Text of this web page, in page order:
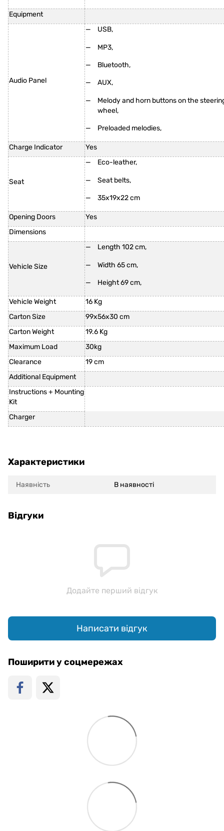
Equipment
Audio Panel
USB,
MP3,
Bluetooth,
AUX,
Melody and horn buttons on the
wheel,
Preloaded melodies,
Charge Indicator Yes
Seat
Eco-leather,
Seat belts,
35x19x22 cm
Opening Doors
Yes
Dimensions
Vehicle Size
Length 102 cm,
Width 65 cm,
Height 69 cm,
Vehicle Weight
16 Kg
Carton Size
99x56x30 cm
Carton Weight
19.6 Kg
Maximum Load
30kg
Clearance
19 cm
Additional Equipment
Instructions + Mounting
Kit
Charger
Характеристики
Наявність В наявності
Відгуки
Додайте перший відгук
Написати відгук
Поширити у соцмережах